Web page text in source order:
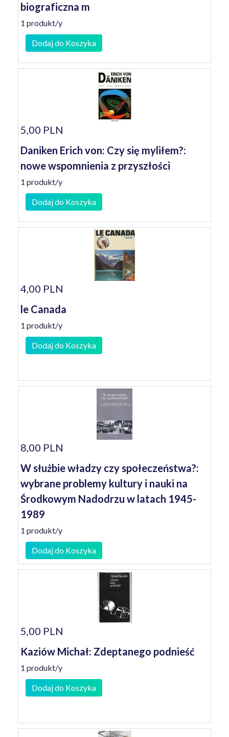
biograficzna m
1 produkt/y
Dodaj do Koszyka
5,00 PLN
Daniken Erich von: Czy się myliłem?:
nowe wspomnienia z przyszłości
1 produkt/y
Dodaj do Koszyka
4,00 PLN
le Canada
1 produkt/y
Dodaj do Koszyka
8,00 PLN
W służbie władzy czy społeczeństwa?:
wybrane problemy kultury i nauki na
Środkowym Nadodrzu w latach 1945-
1989
1 produkt/y
Dodaj do Koszyka
5,00 PLN
Kaziów Michał: Zdeptanego podnieść
1 produkt/y
Dodaj do Koszyka